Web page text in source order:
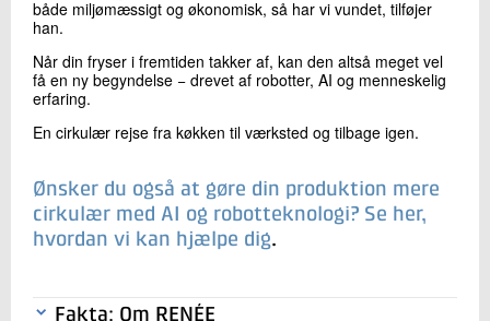
både miljømæssigt og økonomisk, så har vi vundet, tilføjer
han.
Når din fryser i fremtiden takker af, kan den altså meget vel
få en ny begyndelse − drevet af robotter, AI og menneskelig
erfaring.
En cirkulær rejse fra køkken til værksted og tilbage igen.
Ønsker du også at gøre din produktion mere
cirkulær med AI og robotteknologi? Se her,
hvordan vi kan hjælpe dig.
Fakta: Om RENÉE